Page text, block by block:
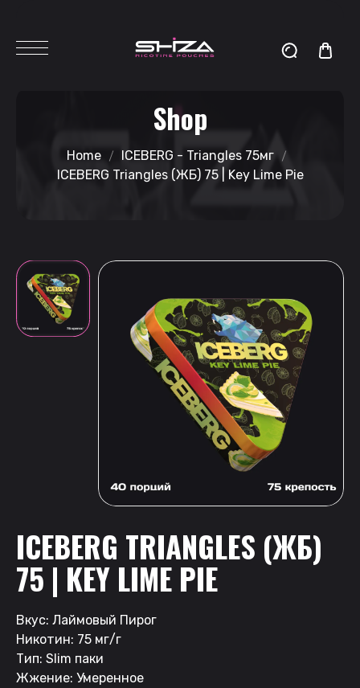
Shop
Home
ICEBERG - Triangles 75мг
ICEBERG Triangles (ЖБ) 75 | Key Lime Pie
ICEBERG TRIANGLES (ЖБ)
75 | KEY LIME PIE
Вкус: Лаймовый Пирог
Никотин: 75 мг/г
Тип: Slim паки
Жжение: Умеренное